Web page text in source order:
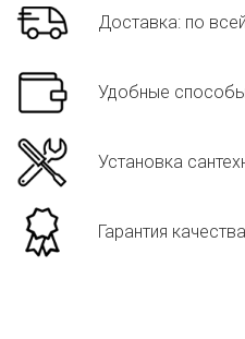
Доставка: по
Удобные
Установка
Гарантия качества